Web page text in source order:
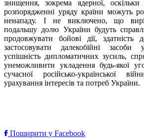
знищення, зокрема ядерної,
розпорядженні уряду країни можуть
ненападу. І не виключено, що
подальшу долю України будуть
продовжувати бойові дії, здатність
застосовувати далекобійні
успішність дипломатичних зусиль,
унеможливити укладення будь-якої
сучасної російсько-української
урахування інтересів та потреб України.
Поширити у Facebook